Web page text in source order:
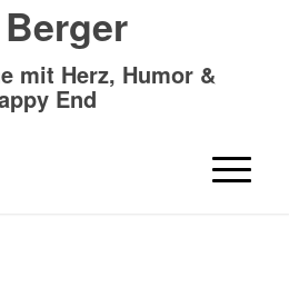
mit Herz, Humor &
End